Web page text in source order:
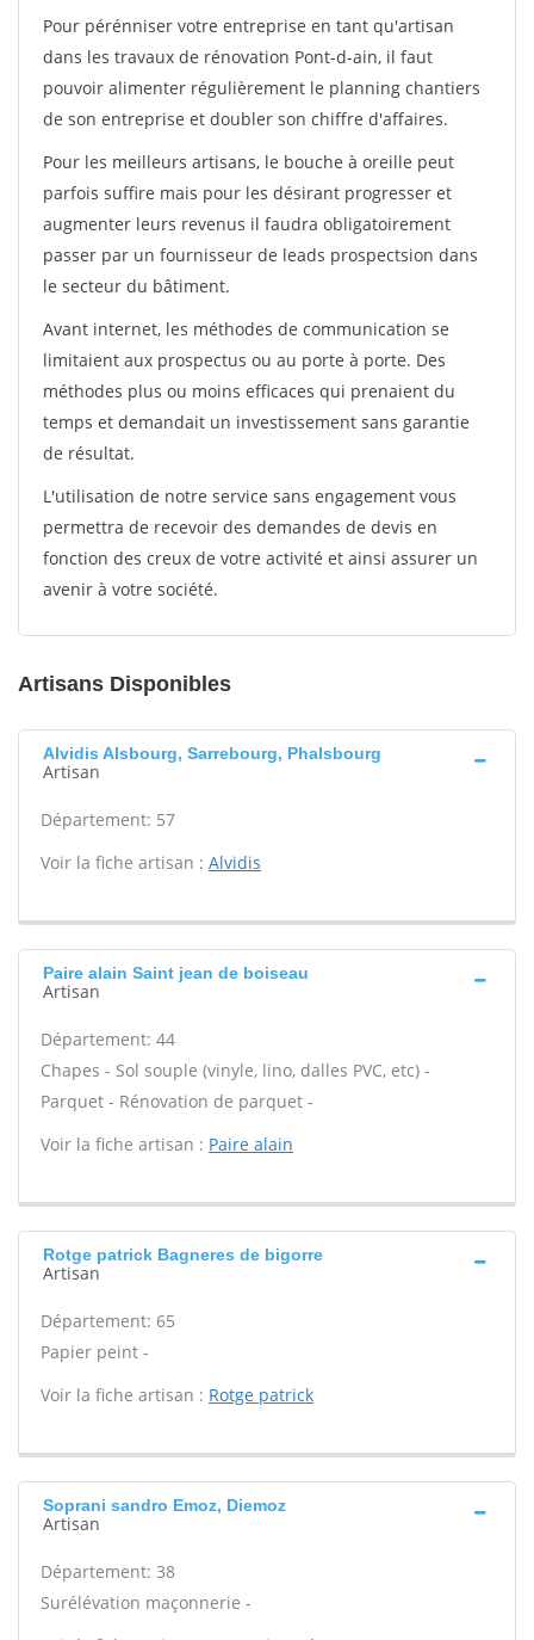
Pour pérénniser votre entreprise en tant qu'artisan
dans les travaux de rénovation Pont-d-ain, il faut
pouvoir alimenter régulièrement le planning chantiers
de son entreprise et doubler son chiffre d'affaires.
Pour les meilleurs artisans, le bouche à oreille peut
parfois suffire mais pour les désirant progresser et
augmenter leurs revenus il faudra obligatoirement
passer par un fournisseur de leads prospectsion dans
le secteur du bâtiment.
Avant internet, les méthodes de communication se
limitaient aux prospectus ou au porte à porte. Des
méthodes plus ou moins efficaces qui prenaient du
temps et demandait un investissement sans garantie
de résultat.
L'utilisation de notre service sans engagement vous
permettra de recevoir des demandes de devis en
fonction des creux de votre activité et ainsi assurer un
avenir à votre société.
Artisans Disponibles
Alvidis Alsbourg, Sarrebourg, Phalsbourg
Artisan
Département: 57
Voir la fiche artisan : Alvidis
Paire alain Saint jean de boiseau
Artisan
Département: 44
Chapes - Sol souple (vinyle, lino, dalles PVC, etc) -
Parquet - Rénovation de parquet -
Voir la fiche artisan : Paire alain
Rotge patrick Bagneres de bigorre
Artisan
Département: 65
Papier peint -
Voir la fiche artisan : Rotge patrick
Soprani sandro Emoz, Diemoz
Artisan
Département: 38
Surélévation maçonnerie -